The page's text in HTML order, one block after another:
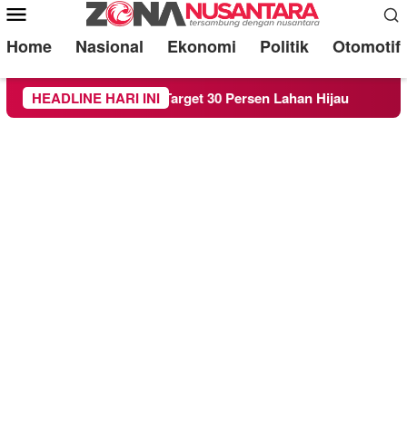
Mobile
Menu
Home Nasional Ekonomi Politik Otomotif
HEADLINE HARI INI
demi Target 30 Persen Lahan Hijau Beredar Surat